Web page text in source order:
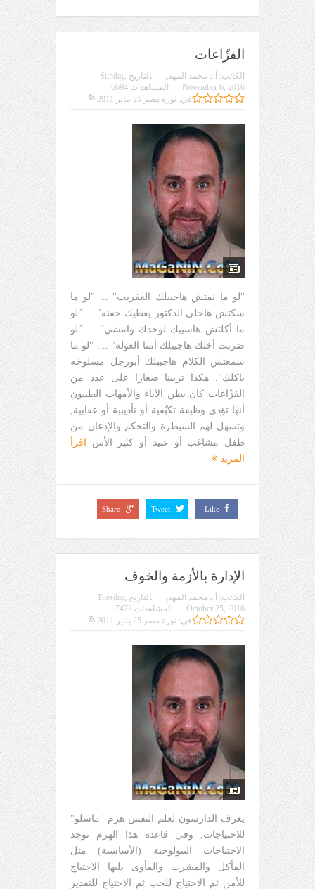
الفزّاعات
الكاتب: أ.د محمد المهدي التاريخ Sunday,
November 6, 2016
في: ثورة مصر 25 يناير 2011
المشاهدات 6694
"لو ما نمتش هاجيبلك العفريت" ... "لو ما
سكتش هاخلي الدكتور يعطيك حقنه" ... "لو
ما أكلتش هاسيبك لوحدك وامشي" ... "لو
ضربت أختك هاجيبلك أمنا الغوله" .... "لو ما
سمعتش الكلام هاجيبلك أبورجل مسلوخه
ياكلك". هكذا تربينا صغارا على عدد من
الفزّاعات كان يظن الآباء والأمهات الطيبون
أنها تؤدي وظيفة تكيّفية أو تأديبية أو عقابية,
وتسهل لهم السيطرة والتحكم والإذعان من
طفل مشاغب أو عنيد أو كثير الأس
اقرأ
المزيد
Like
Tweet
Share
الإدارة بالأزمة والخوف
الكاتب: أ.د محمد المهدي التاريخ Tuesday,
October 25, 2016
في: ثورة مصر 25 يناير 2011
المشاهدات 7473
يعرف الدارسون لعلم النفس هرم "ماسلو"
للاحتياجات, وفي قاعدة هذا الهرم توجد
الاحتياجات البيولوجية (الأساسية) مثل
المأكل والمشرب والمأوى يليها الاحتياج
للأمن ثم الاحتياج للحب ثم الاحتياج للتقدير